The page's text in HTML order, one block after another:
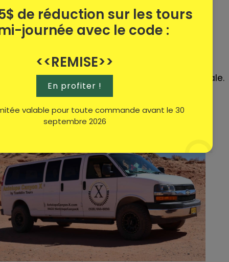
la plupart d’entre vous le parcourent sans
battus ». Il est plus éloigné de la zone principale.
canyon.
de réduction sur les tours
journée avec le code :
<<REMISE>>
En profiter !
valable pour toute commande avant le 30
septembre 2026